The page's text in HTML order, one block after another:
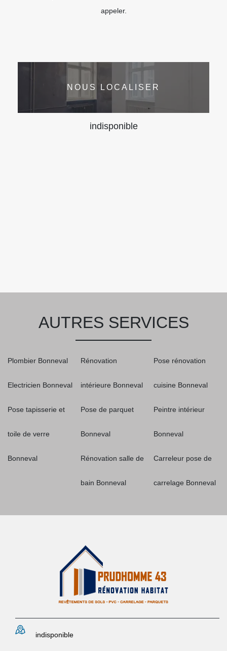
appeler.
NOUS LOCALISER
indisponible
AUTRES SERVICES
Plombier Bonneval
Electricien Bonneval
Pose tapisserie et
toile de verre
Bonneval
Rénovation
intérieure Bonneval
Pose de parquet
Bonneval
Rénovation salle de
bain Bonneval
Pose rénovation
cuisine Bonneval
Peintre intérieur
Bonneval
Carreleur pose de
carrelage Bonneval
indisponible